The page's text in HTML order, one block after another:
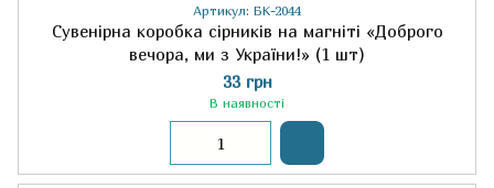
Артикул: БК-2044
Сувенірна коробка сірників на магніті «Доброго
вечора, ми з України!» (1 шт)
33 грн
В наявності